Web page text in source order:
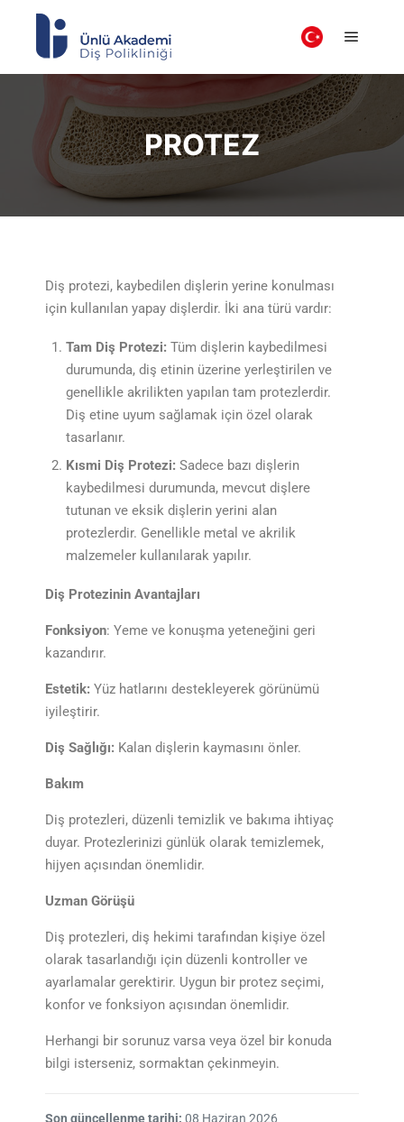
PROTEZ
Diş protezi, kaybedilen dişlerin yerine konulması
için kullanılan yapay dişlerdir. İki ana türü vardır:
Tam Diş Protezi: Tüm dişlerin kaybedilmesi
durumunda, diş etinin üzerine yerleştirilen ve
genellikle akrilikten yapılan tam protezlerdir.
Diş etine uyum sağlamak için özel olarak
tasarlanır.
Kısmi Diş Protezi: Sadece bazı dişlerin
kaybedilmesi durumunda, mevcut dişlere
tutunan ve eksik dişlerin yerini alan
protezlerdir. Genellikle metal ve akrilik
malzemeler kullanılarak yapılır.
Diş Protezinin Avantajları
Fonksiyon: Yeme ve konuşma yeteneğini geri
kazandırır.
Estetik: Yüz hatlarını destekleyerek görünümü
iyileştirir.
Diş Sağlığı: Kalan dişlerin kaymasını önler.
Bakım
Diş protezleri, düzenli temizlik ve bakıma ihtiyaç
duyar. Protezlerinizi günlük olarak temizlemek,
hijyen açısından önemlidir.
Uzman Görüşü
Diş protezleri, diş hekimi tarafından kişiye özel
olarak tasarlandığı için düzenli kontroller ve
ayarlamalar gerektirir. Uygun bir protez seçimi,
konfor ve fonksiyon açısından önemlidir.
Herhangi bir sorunuz varsa veya özel bir konuda
bilgi isterseniz, sormaktan çekinmeyin.
Son güncellenme tarihi: 08 Haziran 2026